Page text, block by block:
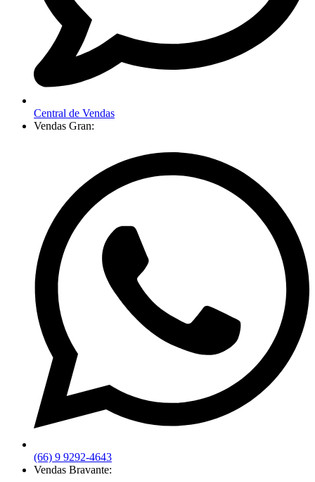
Central de Vendas
Vendas Gran:
(66) 9 9292-4643
Vendas Bravante: